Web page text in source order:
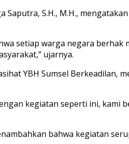
Saputra, S.H., M.H.,
setiap warga negara
ujarnya.
YBH Sumsel
kegiatan seperti ini,
bahwa kegiatan